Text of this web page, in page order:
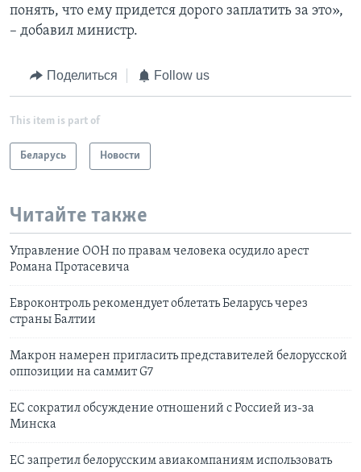
понять, что ему придется дорого заплатить за это»,
– добавил министр.
Поделиться Follow us
This item is part of
Беларусь Новости
Читайте также
Управление ООН по правам человека осудило арест
Романа Протасевича
Евроконтроль рекомендует облетать Беларусь через
страны Балтии
Макрон намерен пригласить представителей белорусской
оппозиции на саммит G7
ЕС сократил обсуждение отношений с Россией из-за
Минска
ЕС запретил белорусским авиакомпаниям использовать